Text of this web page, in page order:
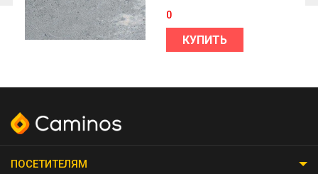
0
КУПИТЬ
ПОСЕТИТЕЛЯМ